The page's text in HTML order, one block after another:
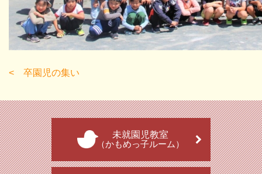
卒園児の集い
未就園児教室
（かもめっ子ルーム）